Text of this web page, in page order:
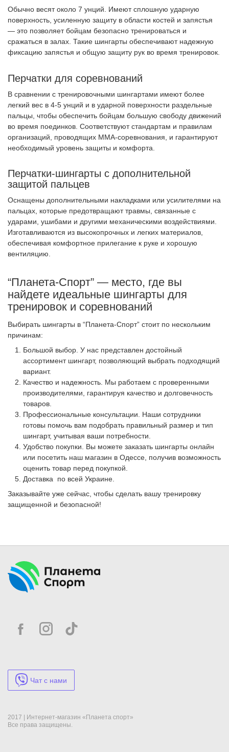
Обычно весят около 7 унций. Имеют сплошную ударную
поверхность, усиленную защиту в области костей и запястья
— это позволяет бойцам безопасно тренироваться и
сражаться в залах. Такие шингарты обеспечивают надежную
фиксацию запястья и общую защиту рук во время тренировок.
Перчатки для соревнований
В сравнении с тренировочными шингартами имеют более
легкий вес в 4-5 унций и в ударной поверхности раздельные
пальцы, чтобы обеспечить бойцам большую свободу движений
во время поединков. Соответствуют стандартам и правилам
организаций, проводящих MMA-соревнования, и гарантируют
необходимый уровень защиты и комфорта.
Перчатки-шингарты с дополнительной
защитой пальцев
Оснащены дополнительными накладками или усилителями на
пальцах, которые предотвращают травмы, связанные с
ударами, ушибами и другими механическими воздействиями.
Изготавливаются из высокопрочных и легких материалов,
обеспечивая комфортное прилегание к руке и хорошую
вентиляцию.
“Планета-Спорт” — место, где вы
найдете идеальные шингарты для
тренировок и соревнований
Выбирать шингарты в “Планета-Спорт” стоит по нескольким
причинам:
Большой выбор. У нас представлен достойный
ассортимент шингарт, позволяющий выбрать подходящий
вариант.
Качество и надежность. Мы работаем с проверенными
производителями, гарантируя качество и долговечность
товаров.
Профессиональные консультации. Наши сотрудники
готовы помочь вам подобрать правильный размер и тип
шингарт, учитывая ваши потребности.
Удобство покупки. Вы можете заказать шингарты онлайн
или посетить наш магазин в Одессе, получив возможность
оценить товар перед покупкой.
Доставка по всей Украине.
Заказывайте уже сейчас, чтобы сделать вашу тренировку
защищенной и безопасной!
Чат с нами
2017 | Интернет-магазин «Планета спорт»
Все права защищены.